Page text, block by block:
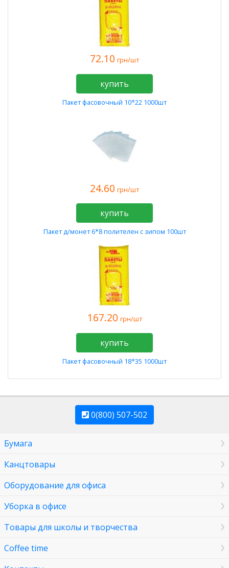
72.10 грн/шт
купить
Пакет фасовочный 10*22 1000шт
24.60 грн/шт
купить
Пакет д/монет 6*8 полителен с зипом 100шт
167.20 грн/шт
купить
Пакет фасовочный 18*35 1000шт
0(800) 507-502
Бумага
Канцтовары
Оборудование для офиса
Уборка в офисе
Товары для школы и творчества
Coffee time